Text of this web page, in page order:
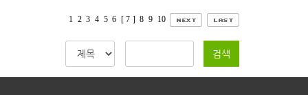
1 2 3 4 5 6 [ 7 ] 8 9 10
검색